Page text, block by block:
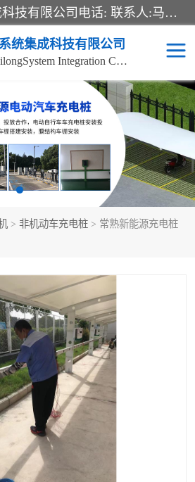
苏州迈凯隆系统集成科技有限公司电话: 联系人:马杰森 销售安装视频监控、报警系统、电话交换机、门禁考勤、巡更系统、呼叫对讲系统、停车场道闸、智能家居、广播系统、综合布线、办公设备、电子商务软件、网络工程、酒店门锁系列 系统集成、VOD视频点播、LED显示屏、节能产品、USP电源、收银机等弱电及智能化项目。
统集成科技有限公司
Suzhou MaikailongSystem Integration Co., Ltd.
> 非机动车充电桩 > 常熟新能源充电桩
电瓶车充电桩
两轮电动车充电桩